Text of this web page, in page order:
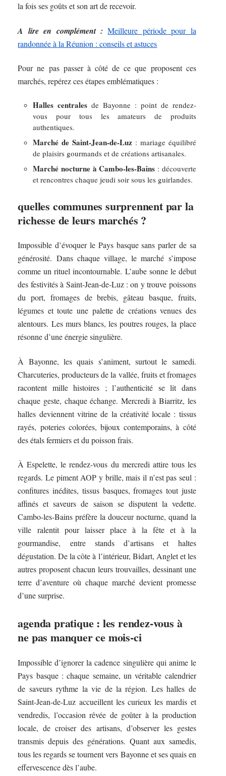
la fois ses goûts et son art de recevoir.
A lire en complément : Meilleure période pour la
randonnée à la Réunion : conseils et astuces
Pour ne pas passer à côté de ce que proposent ces
marchés, repérez ces étapes emblématiques :
Halles centrales de Bayonne : point de rendez-
vous pour tous les amateurs de produits
authentiques.
Marché de Saint-Jean-de-Luz : mariage équilibré
de plaisirs gourmands et de créations artisanales.
Marché nocturne à Cambo-les-Bains : découverte
et rencontres chaque jeudi soir sous les guirlandes.
quelles communes surprennent par la
richesse de leurs marchés ?
Impossible d’évoquer le Pays basque sans parler de sa
générosité. Dans chaque village, le marché s’impose
comme un rituel incontournable. L’aube sonne le début
des festivités à Saint-Jean-de-Luz : on y trouve poissons
du port, fromages de brebis, gâteau basque, fruits,
légumes et toute une palette de créations venues des
alentours. Les murs blancs, les poutres rouges, la place
résonne d’une énergie singulière.
À Bayonne, les quais s’animent, surtout le samedi.
Charcuteries, producteurs de la vallée, fruits et fromages
racontent mille histoires ; l’authenticité se lit dans
chaque geste, chaque échange. Mercredi à Biarritz, les
halles deviennent vitrine de la créativité locale : tissus
rayés, poteries colorées, bijoux contemporains, à côté
des étals fermiers et du poisson frais.
À Espelette, le rendez-vous du mercredi attire tous les
regards. Le piment AOP y brille, mais il n’est pas seul :
confitures inédites, tissus basques, fromages tout juste
affinés et saveurs de saison se disputent la vedette.
Cambo-les-Bains préfère la douceur nocturne, quand la
ville ralentit pour laisser place à la fête et à la
gourmandise, entre stands d’artisans et haltes
dégustation. De la côte à l’intérieur, Bidart, Anglet et les
autres proposent chacun leurs trouvailles, dessinant une
terre d’aventure où chaque marché devient promesse
d’une surprise.
agenda pratique : les rendez-vous à
ne pas manquer ce mois-ci
Impossible d’ignorer la cadence singulière qui anime le
Pays basque : chaque semaine, un véritable calendrier
de saveurs rythme la vie de la région. Les halles de
Saint-Jean-de-Luz accueillent les curieux les mardis et
vendredis, l’occasion rêvée de goûter à la production
locale, de croiser des artisans, d’observer les gestes
transmis depuis des générations. Quant aux samedis,
tous les regards se tournent vers Bayonne et ses quais en
effervescence dès l’aube.